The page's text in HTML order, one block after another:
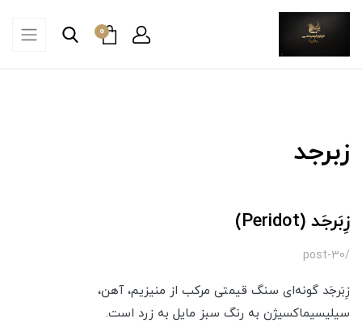
0
زبرجد
زِبَرجَد (Peridot)
/post-30
زِبَرجَد گونه‌ای سنگ قیمتی مرکب از منیزیم، آهن،
سیلیسیماکسیژن به رنگ سبز مایل به زرد است.